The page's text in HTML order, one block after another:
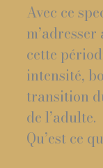
Avec ce
cette
intensité,
transition
de l’adulte.
Qu’est ce